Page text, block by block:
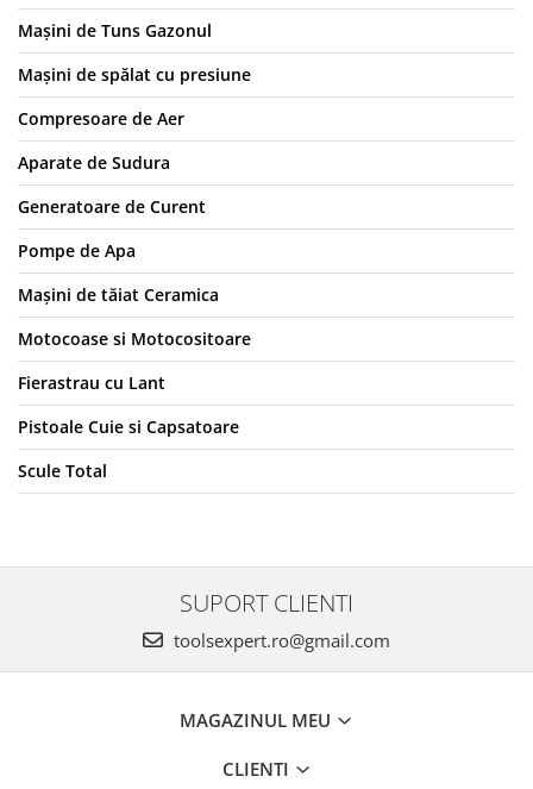
Mașini de Tuns Gazonul
Mașini de spălat cu presiune
Compresoare de Aer
Aparate de Sudura
Generatoare de Curent
Pompe de Apa
Mașini de tăiat Ceramica
Motocoase si Motocositoare
Fierastrau cu Lant
Pistoale Cuie si Capsatoare
Scule Total
SUPORT CLIENTI
toolsexpert.ro@gmail.com
MAGAZINUL MEU
CLIENTI